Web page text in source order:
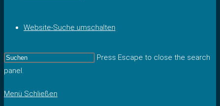
Website-Suche umschalten
Press Escape to close the search
panel.
Menü Schließen